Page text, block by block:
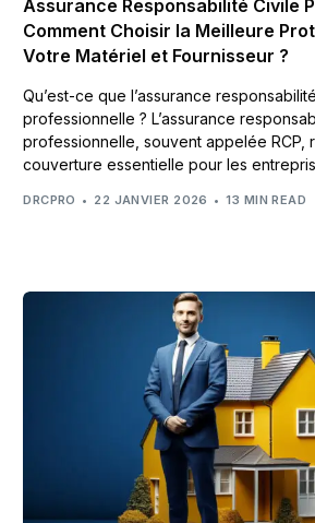
Assurance Responsabilité Civile
Comment Choisir la Meilleure
Votre Matériel et Fournisseur ?
Qu’est-ce que l’assurance
professionnelle ? L’assurance
professionnelle, souvent appelée RCP,
couverture essentielle pour les
DRCPRO 22 JANVIER 2026 13 MIN READ